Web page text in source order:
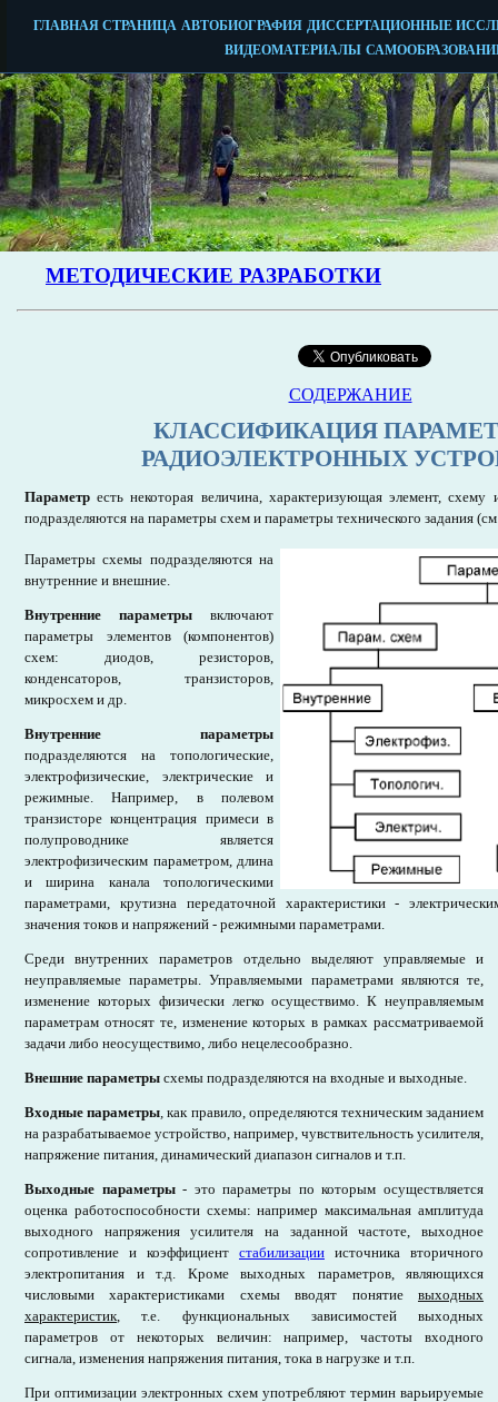
СОДЕРЖАНИЕ
КЛАССИФИКАЦИЯ
РАДИОЭЛЕКТРОННЫХ
Параметр есть некоторая величина, характеризующая элемент,
подразделяются на параметры схем и параметры технического задания
Параметры схемы подразделяются на
внутренние и внешние.
Внутренние параметры
включают
параметры элементов (компонентов)
схем: диодов, резисторов,
конденсаторов, транзисторов,
микросхем и др.
Внутренние параметры
подразделяются на топологические,
электрофизические, электрические и
режимные. Например, в полевом
транзисторе концентрация примеси в
полупроводнике является
электрофизическим параметром, длина
и ширина канала топологическими
параметрами, крутизна передаточной характеристики -
значения токов и напряжений - режимными параметрами.
Среди внутренних параметров отдельно выделяют управляемые и
неуправляемые параметры. Управляемыми параметрами являются те,
изменение которых физически легко осуществимо. К неуправляемым
параметрам относят те, изменение которых в рамках рассматриваемой
задачи либо неосуществимо, либо нецелесообразно.
Внешние параметры схемы подразделяются на входные и выходные.
Входные параметры,как правило, определяются техническим заданием
на разрабатываемое устройство, например, чувствительность усилителя,
напряжение питания, динамический диапазон сигналов и т.п.
Выходные параметры- это параметры по которым осуществляется
оценка работоспособности схемы: например максимальная амплитуда
выходного напряжения усилителя на заданной частоте, выходное
сопротивление и коэффициент стабилизации источника вторичного
электропитания и т.д. Кроме выходных параметров, являющихся
числовыми характеристиками схемы вводят понятие выходных
характеристик, т.е. функциональных зависимостей выходных
параметров от некоторых величин: например, частоты входного
сигнала, изменения напряжения питания, тока в нагрузке и т.п.
При оптимизации электронных схем употребляют термин варьируемые